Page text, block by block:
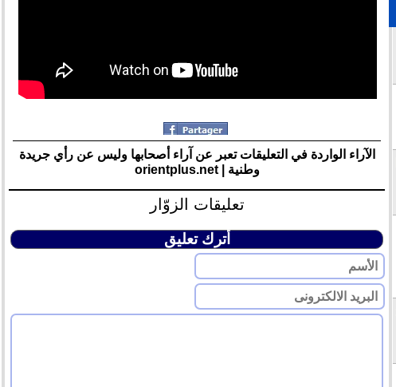
الآراء الواردة في التعليقات تعبر عن آراء أصحابها وليس عن رأي جريدة
وطنية | orientplus.net
تعليقات الزوّار
أترك تعليق